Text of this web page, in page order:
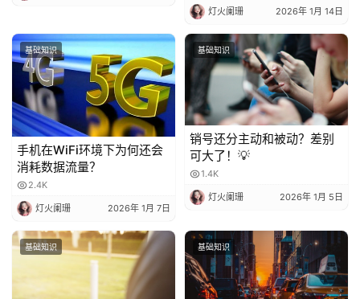
灯火阑珊 2026年 1月 14日
基础知识
手机在WiFi环境下为何还会
消耗数据流量？
2.4K
灯火阑珊 2026年 1月 7日
基础知识
销号还分主动和被动？差别
可大了！💡
1.4K
灯火阑珊 2026年 1月 5日
基础知识 基础知识